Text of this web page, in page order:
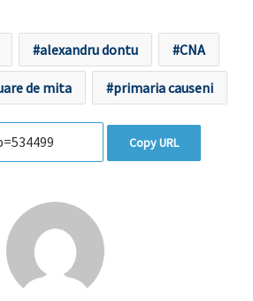
alexandru dontu CNA
de mita primaria causeni
Copy URL